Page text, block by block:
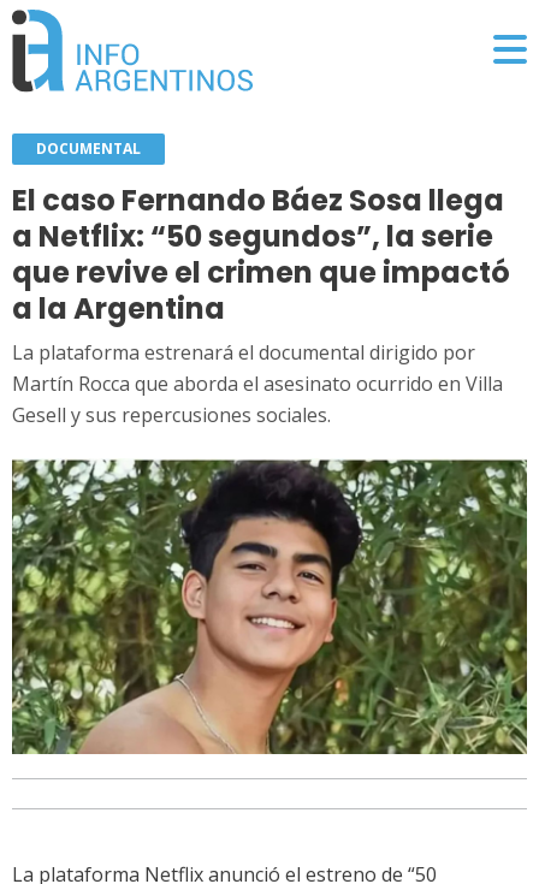
DOCUMENTAL
El caso Fernando Báez Sosa llega
a Netflix: “50 segundos”, la serie
que revive el crimen que impactó
a la Argentina
La plataforma estrenará el documental dirigido por
Martín Rocca que aborda el asesinato ocurrido en Villa
Gesell y sus repercusiones sociales.
La plataforma Netflix anunció el estreno de “50